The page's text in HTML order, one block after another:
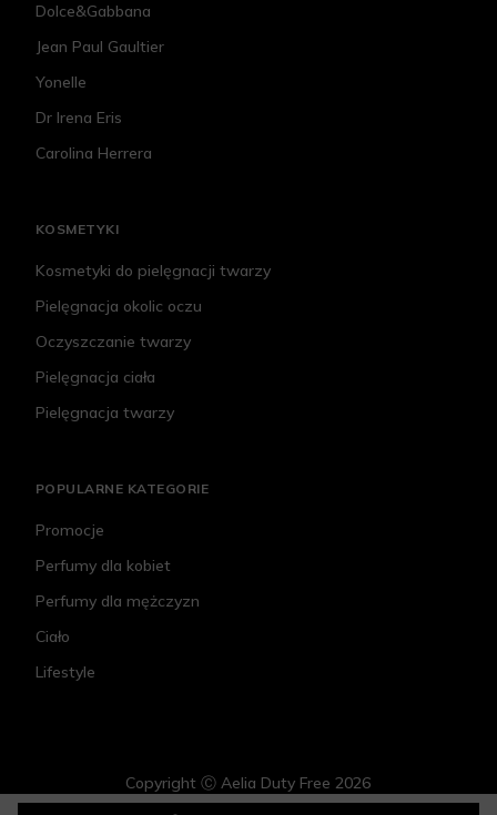
Dolce&Gabbana
Jean Paul Gaultier
Yonelle
Dr Irena Eris
Carolina Herrera
KOSMETYKI
Kosmetyki do pielęgnacji twarzy
Pielęgnacja okolic oczu
Oczyszczanie twarzy
Pielęgnacja ciała
Pielęgnacja twarzy
POPULARNE KATEGORIE
Promocje
Perfumy dla kobiet
Perfumy dla mężczyzn
Ciało
Lifestyle
Copyright Ⓒ Aelia Duty Free 2026